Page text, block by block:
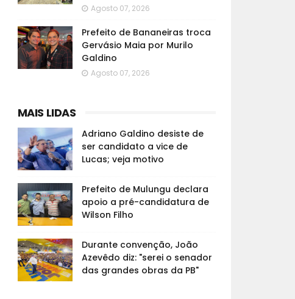
Agosto 07, 2026
Prefeito de Bananeiras troca
Gervásio Maia por Murilo
Galdino
Agosto 07, 2026
MAIS LIDAS
Adriano Galdino desiste de
ser candidato a vice de
Lucas; veja motivo
Prefeito de Mulungu declara
apoio a pré-candidatura de
Wilson Filho
Durante convenção, João
Azevêdo diz: "serei o senador
das grandes obras da PB"